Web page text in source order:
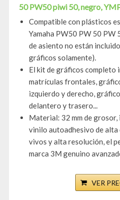
50 PW50 piwi 50, negro,
Compatible con plásticos
Yamaha PW50 PW 50
de asiento no están
gráficos solamente).
El kit de gráficos completo
matrículas frontales,
izquierdo y derecho,
delantero y trasero...
Material: 32 mm de
vinilo autoadhesivo de
vivos y alta resolución, el
marca 3M genuino
VER